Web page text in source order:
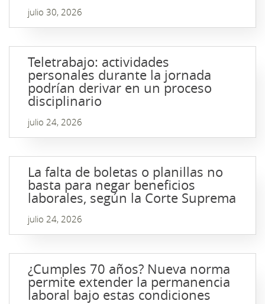
julio 30, 2026
Teletrabajo: actividades
personales durante la jornada
podrían derivar en un proceso
disciplinario
julio 24, 2026
La falta de boletas o planillas no
basta para negar beneficios
laborales, según la Corte Suprema
julio 24, 2026
¿Cumples 70 años? Nueva norma
permite extender la permanencia
laboral bajo estas condiciones